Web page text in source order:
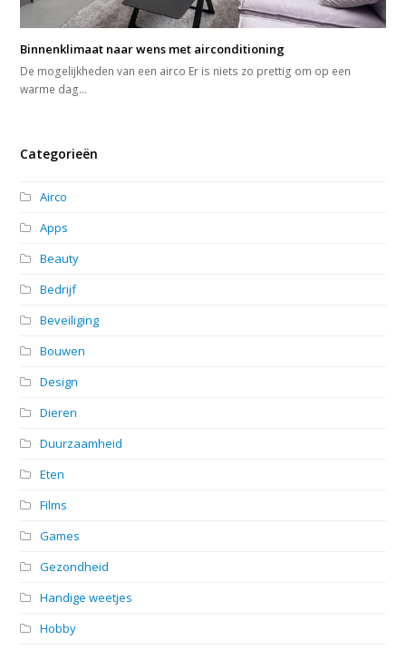
Binnenklimaat naar wens met airconditioning
De mogelijkheden van een airco Er is niets zo prettig om op een
warme dag…
Categorieën
Airco
Apps
Beauty
Bedrijf
Beveiliging
Bouwen
Design
Dieren
Duurzaamheid
Eten
Films
Games
Gezondheid
Handige weetjes
Hobby